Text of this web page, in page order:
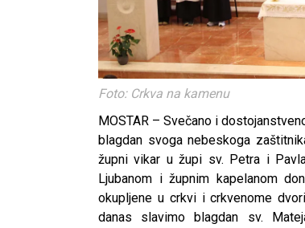
Foto: Crkva na kamenu
MOSTAR – Svečano i
blagdan svoga nebeskoga
župni vikar u župi sv. Petra i
Ljubanom i župnim kapelanom
okupljene u crkvi i crkvenome
danas slavimo blagdan sv.